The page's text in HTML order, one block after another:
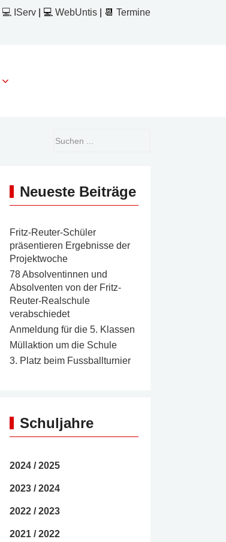
💻 IServ | 💻 WebUntis | 📆 Termine
Neueste Beiträge
Fritz-Reuter-Schüler
präsentieren Ergebnisse der
Projektwoche
78 Absolventinnen und
Absolventen von der Fritz-
Reuter-Realschule
verabschiedet
Anmeldung für die 5. Klassen
Müllaktion um die Schule
3. Platz beim Fussballturnier
Schuljahre
2024 / 2025
2023 / 2024
2022 / 2023
2021 / 2022